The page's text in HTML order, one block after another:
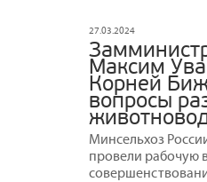
27.03.2024
Максим
Корней
вопросы
Минсельхоз
провели рабочую